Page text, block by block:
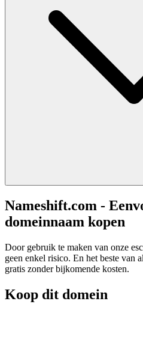
Nameshift.com -
domeinnaam kopen
Door gebruik te maken van onze
geen enkel risico. En het beste van
gratis zonder bijkomende kosten.
Koop dit domein